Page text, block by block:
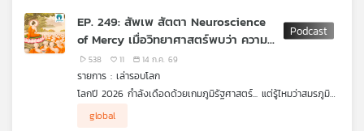
เครือ
ข่าย
จักรวาล ไม่ว่าจะมีพุทธศาสนาหรือไม่ก็ตาม
.
แต่จุดเปลี่ยนโลกเกิดขึ้นเมื่อพระพุทธเจ้า ทรงยอมก้าวข้ามความเป็น
"Introvert" ในพระทัย เดินเท้าเปล่ากว่า 200 กิโลเมตรเพื่อมาสั่งสอน
และตั้งระบบ "คณะสงฆ์" ขึ้นมาเป็น Platform ในการ Copy & Paste
ไฟล์ข้อมูลความจริงนี้ข้ามกาลเวลามา 2,600 ปี จนส่งต่อมาถึงมือ
คนในศตวรรษที่ 21 อย่างพวกเรา
EP. 249: สัพเพ สัตตา Neuroscience
of Mercy เมื่อวิทยาศาสตร์พบว่า ความ
เมตตา คืออาวุธที่ทรงพลังที่สุด
538 11 14 ก.ค. 69
รายการ : เล่ารอบโลก
โลกปี 2026 กำลังเดือดด้วยเกมภูมิรัฐศาสตร์... แต่รู้ไหมว่าสมรภูมิที่
เปลี่ยนผ่านทางขั้วอำนาจ (Geopolitical Transition) กำลังป้อน
global